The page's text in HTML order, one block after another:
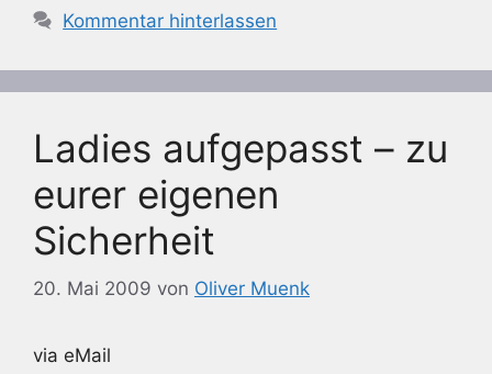
Kommentar hinterlassen
Ladies aufgepasst – zu
eurer eigenen
Sicherheit
20. Mai 2009 von Oliver Muenk
via eMail